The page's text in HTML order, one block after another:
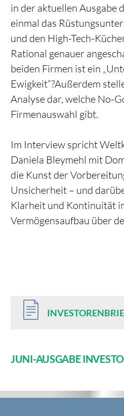
in der aktuellen Ausgabe
einmal das
und den High-Tech-
Rational genauer
beiden Firmen ist ein
Ewigkeit“?Außerdem
Analyse dar, welche No-
Firmenauswahl gibt.
Im Interview spricht
Daniela Bleymehl mit
die Kunst der
Unsicherheit – und
Klarheit und Kontinuität
Vermögensaufbau über
JUNI-AUSGABE